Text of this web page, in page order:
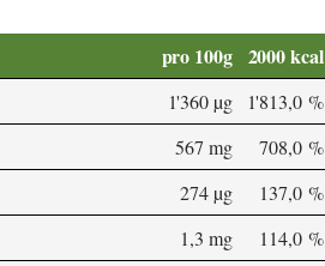
pro 100g 2000 kcal
1'360 µg
1'813,0 %
567 mg
708,0 %
274 µg
137,0 %
1,3 mg
114,0 %